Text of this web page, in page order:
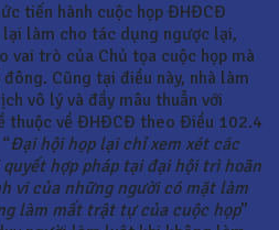
tiến hành cuộc họp ĐHĐCĐ
làm cho tác dụng ngược lại,
vai trò của Chủ tọa cuộc họp mà
Cũng tại điều này, nhà làm
vô lý và đầy mâu thuẫn với
thuộc về ĐHĐCĐ theo Điều 102.4
Đại hội họp lại chỉ xem xét các
hợp pháp tại đại hội trì hoãn
vi của những người có mặt làm
làm mất trật tự của cuộc họp”